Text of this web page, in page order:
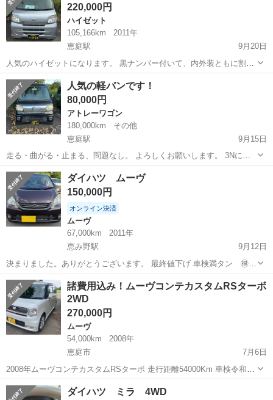
す！ また、4WDのため北海道の...
220,000円
ハイゼット
105,166km
2011年
恵庭駅
9月20日
人気のハイゼットになります。 黒ナンバー付いて、内外装ともに割と
綺麗です。 105166キロ 令和8年9月まで車検 切替四駆 オートマ 現金
一括のみ 走る・曲がる・止まる問題なし。 3Nです。 その日に乗って
帰れます。 ...
北海道 恵庭市 恵庭駅 ハイゼット
人気の軽バンです！
80,000円
アトレーワゴン
180,000km
その他
恵庭駅
9月15日
走る・曲がる・止まる、問題なし。 よろしくお願いします。 3Nにな
ります。 使用感はしっかりある、喫煙車です。 よろしくお願いしま
す！
北海道 恵庭市 恵庭駅 アトレーワゴン
ダイハツ ムーヴ
150,000円
オンライン決済
ムーヴ
67,000km
2011年
恵み野駅
9月12日
決まりました。ありがとうございます。 最終値下げ 車検満タン 🉐🉐
ダイハツムーブ 二駆(FF) 燃費かなりいいです。リッター20弱走りま
す。 型式 l175S グレード XVSⅢ 走行距離67,000キロ ...
北海道 恵庭市 恵み野駅
諸費用込み！ムーヴコンテカスタムRSターボ
2WD
270,000円
ムーヴ
54,000km
2008年
恵庭市
7月6日
2008年ムーヴコンテカスタムRSターボ 走行距離54000Km 車検令和7
年10月30日 社外TV.ナビ スマートキー×2個 MOMOハンドル パワーエ
ンテリーシート 内外装比較的綺麗です。 走行はターボ車なのでキビキ
北海道 恵庭市 ムーヴ
ダイハツ ミラ 4WD